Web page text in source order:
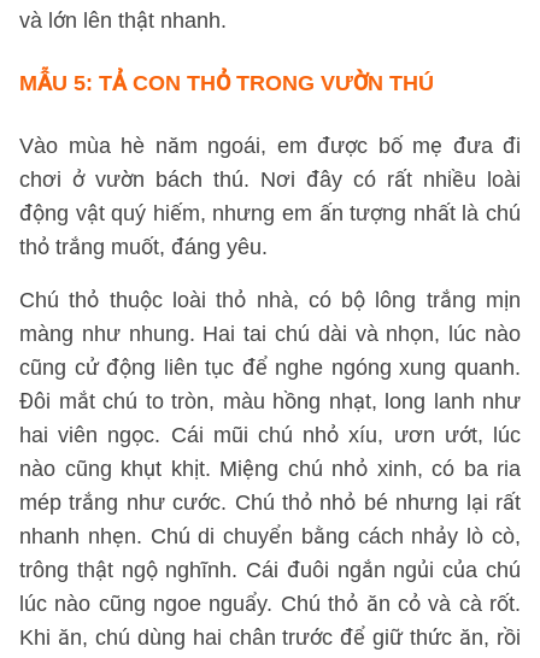
và lớn lên thật nhanh.
MẪU 5: TẢ CON THỎ TRONG VƯỜN THÚ
Vào mùa hè năm ngoái, em được bố mẹ đưa đi
chơi ở vườn bách thú. Nơi đây có rất nhiều loài
động vật quý hiếm, nhưng em ấn tượng nhất là chú
thỏ trắng muốt, đáng yêu.
Chú thỏ thuộc loài thỏ nhà, có bộ lông trắng mịn
màng như nhung. Hai tai chú dài và nhọn, lúc nào
cũng cử động liên tục để nghe ngóng xung quanh.
Đôi mắt chú to tròn, màu hồng nhạt, long lanh như
hai viên ngọc. Cái mũi chú nhỏ xíu, ươn ướt, lúc
nào cũng khụt khịt. Miệng chú nhỏ xinh, có ba ria
mép trắng như cước. Chú thỏ nhỏ bé nhưng lại rất
nhanh nhẹn. Chú di chuyển bằng cách nhảy lò cò,
trông thật ngộ nghĩnh. Cái đuôi ngắn ngủi của chú
lúc nào cũng ngoe nguẩy. Chú thỏ ăn cỏ và cà rốt.
Khi ăn, chú dùng hai chân trước để giữ thức ăn, rồi